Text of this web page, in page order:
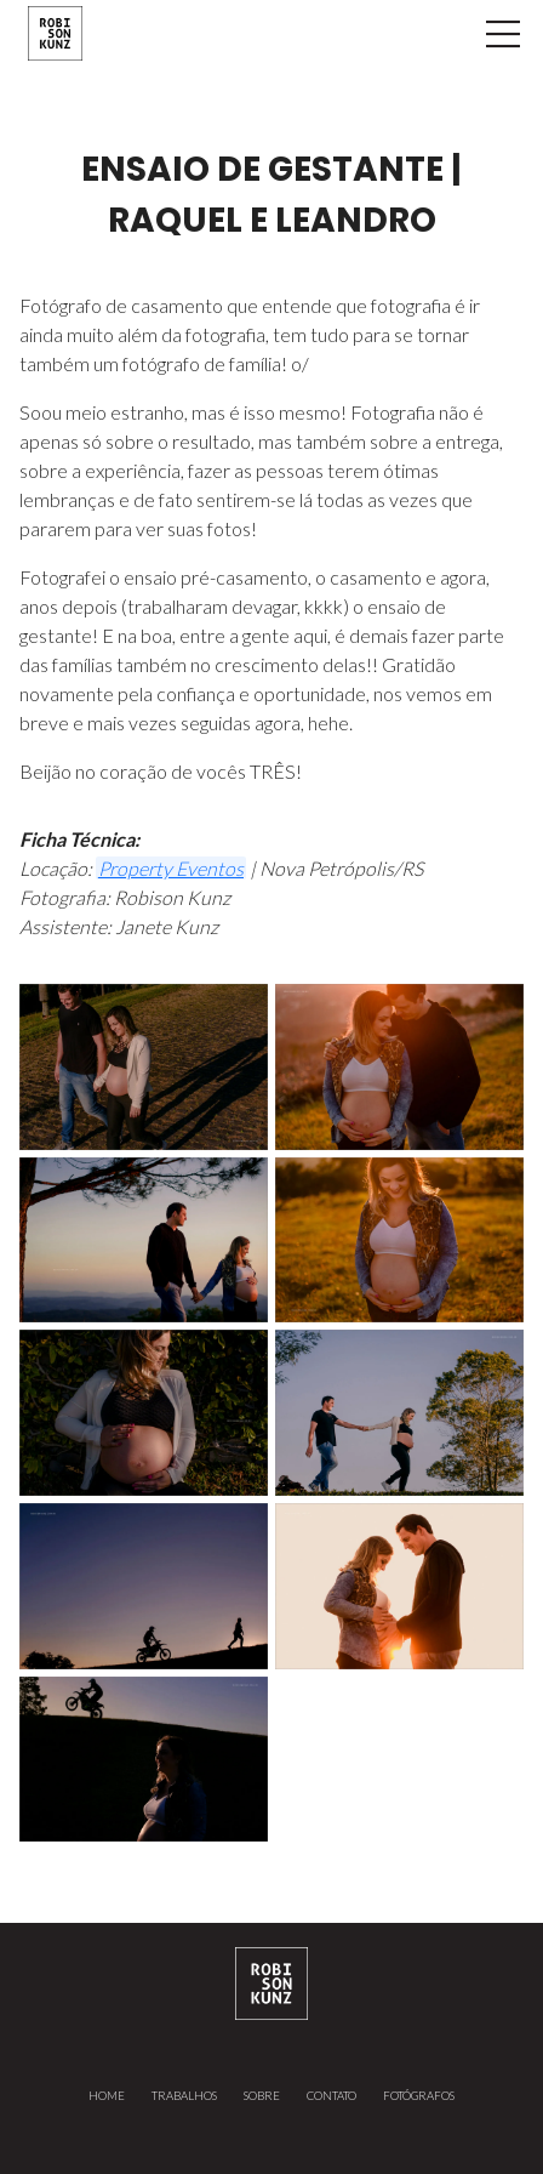
ENSAIO DE GESTANTE |
RAQUEL E LEANDRO
Fotógrafo de casamento que entende que fotografia é ir
ainda muito além da fotografia, tem tudo para se tornar
também um fotógrafo de família! o/
Soou meio estranho, mas é isso mesmo! Fotografia não é
apenas só sobre o resultado, mas também sobre a entrega,
sobre a experiência, fazer as pessoas terem ótimas
lembranças e de fato sentirem-se lá todas as vezes que
pararem para ver suas fotos!
Fotografei o ensaio pré-casamento, o casamento e agora,
anos depois (trabalharam devagar, kkkk) o ensaio de
gestante! E na boa, entre a gente aqui, é demais fazer parte
das famílias também no crescimento delas!! Gratidão
novamente pela confiança e oportunidade, nos vemos em
breve e mais vezes seguidas agora, hehe.
Beijão no coração de vocês TRÊS!
Ficha Técnica:
Locação: Property Eventos | Nova Petrópolis/RS
Fotografia: Robison Kunz
Assistente: Janete Kunz
HOME TRABALHOS SOBRE CONTATO FOTÓGRAFOS